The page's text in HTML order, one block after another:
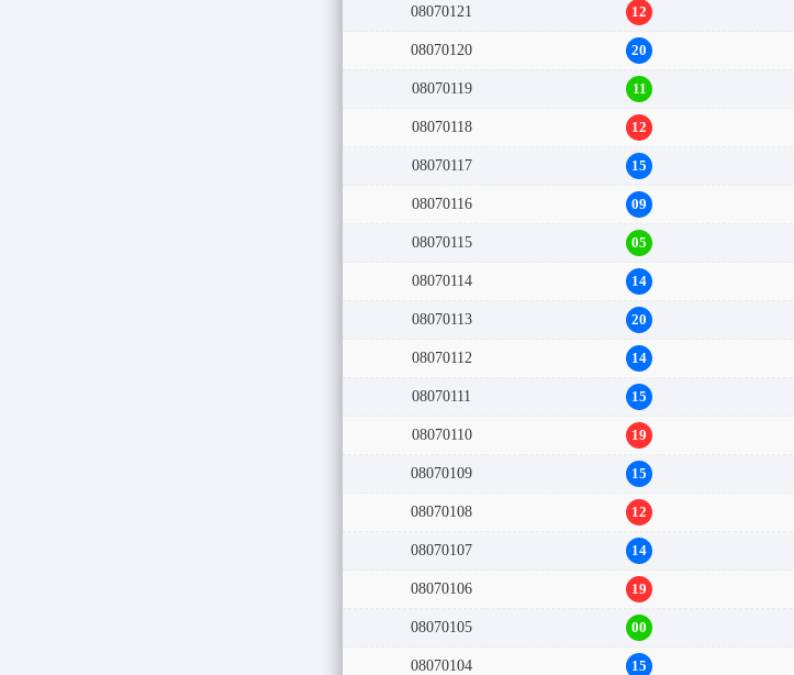
08070121 12
08070120 20
08070119 11
08070118 12
08070117 15
08070116 09
08070115 05
08070114 14
08070113 20
08070112 14
08070111 15
08070110 19
08070109 15
08070108 12
08070107 14
08070106 19
08070105 00
08070104 15